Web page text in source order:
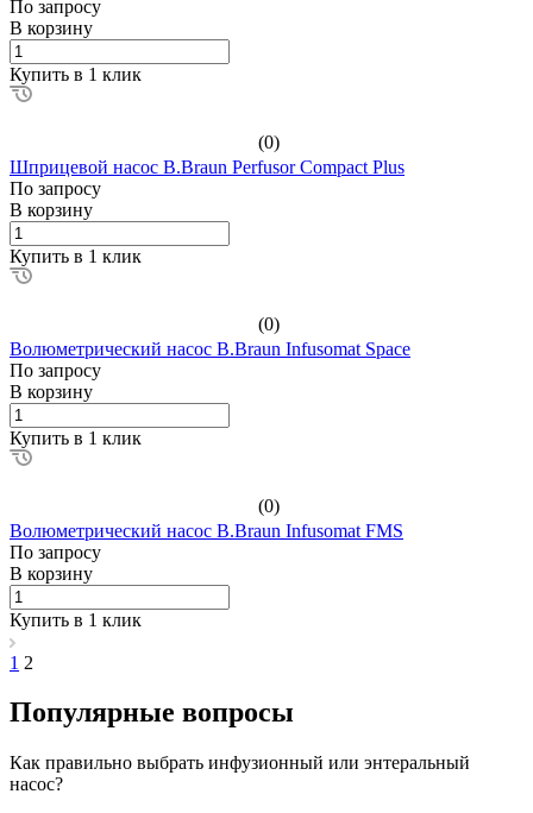
По запросу
В корзину
Купить в 1 клик
(0)
Шприцевой насос B.Braun Perfusor Compact Plus
По запросу
В корзину
Купить в 1 клик
(0)
Волюметрический насос B.Braun Infusomat Space
По запросу
В корзину
Купить в 1 клик
(0)
Волюметрический насос B.Braun Infusomat FMS
По запросу
В корзину
Купить в 1 клик
1 2
Популярные вопросы
Как правильно выбрать инфузионный или энтеральный
насос?